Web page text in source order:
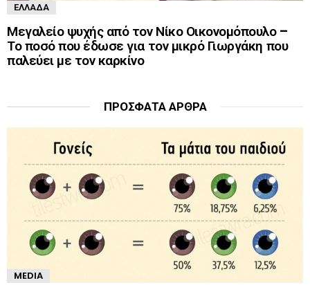
ΕΛΛΆΔΑ
Μεγαλείο ψυχής από τον Νίκο Οικονομόπουλο –
Το ποσό που έδωσε για τον μικρό Γιωργάκη που
παλεύει με τον καρκίνο
ΠΡΌΣΦΑΤΑ ΆΡΘΡΑ
MEDIA